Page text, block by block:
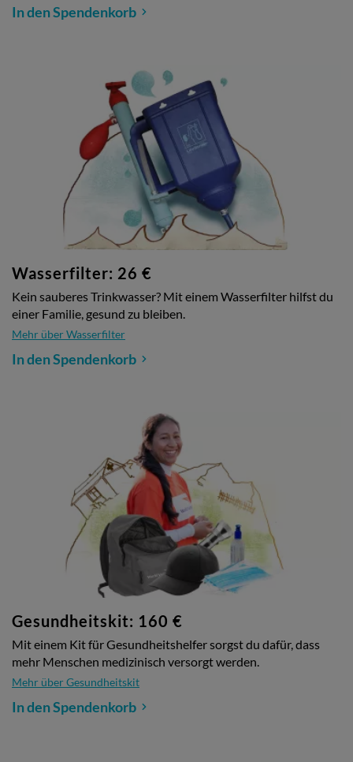
In den Spendenkorb
Wasserfilter: 26 €
Kein sauberes Trinkwasser? Mit einem Wasserfilter hilfst du
einer Familie, gesund zu bleiben.
Mehr über Wasserfilter
In den Spendenkorb
Gesundheitskit: 160 €
Mit einem Kit für Gesundheitshelfer sorgst du dafür, dass
mehr Menschen medizinisch versorgt werden.
Mehr über Gesundheitskit
In den Spendenkorb